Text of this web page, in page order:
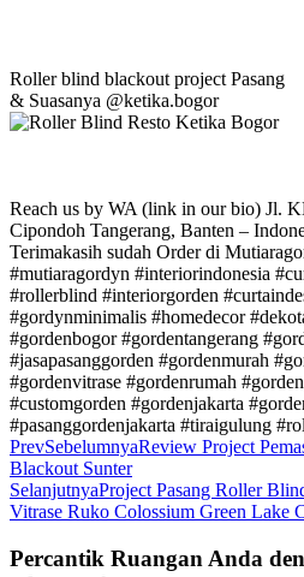
Roller blind blackout project Pasang
& Suasanya @ketika.bogor
Reach us by WA (link in our bio) Jl.
Cipondoh Tangerang, Banten –
Terimakasih sudah Order di
#mutiaragordyn #interiorindonesia
#rollerblind #interiorgorden
#gordynminimalis #homedecor
#gordenbogor #gordentangerang
#jasapasanggorden #gordenmurah
#gordenvitrase #gordenrumah
#customgorden #gordenjakarta
#pasanggordenjakarta #tiraigulung
PrevSebelumnyaReview Project
Blackout Sunter
SelanjutnyaProject Pasang Roller
Vitrase Ruko Colossium Green Lake
Percantik Ruangan Anda